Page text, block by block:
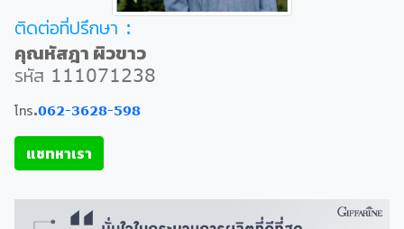
ติดต่อที่ปรึกษา :
คุณหัสฎา ผิวขาว
รหัส 111071238
โทร.062-3628-598
แชทหาเรา